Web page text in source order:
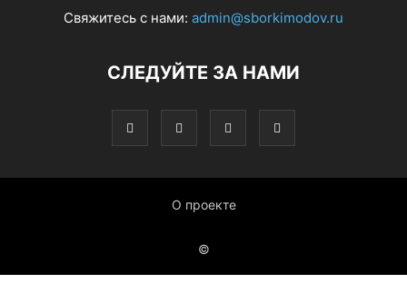
Свяжитесь с нами: admin@sborkimodov.ru
СЛЕДУЙТЕ ЗА НАМИ
О проекте
©